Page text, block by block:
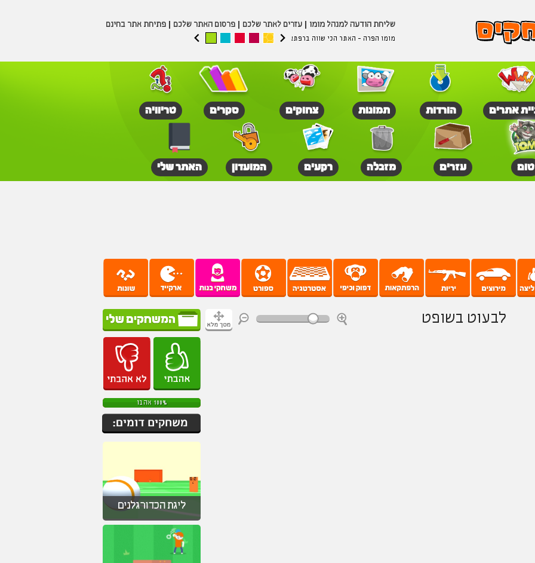
שליחת הודעה למנהל מומו עזרים לאתר שלכם פרסום האתר שלכם פתיחת אתר בחינם
מומו הפרה - האתר הכי שווה ברפת!
אתרים הורדות תמונות צחוקים סקרים טריוויה
טום עזרים מזבלה רקעים המועדון האתר שלי
לבעוט בשופט
100% אהבו
ליגת הכדורגלנים